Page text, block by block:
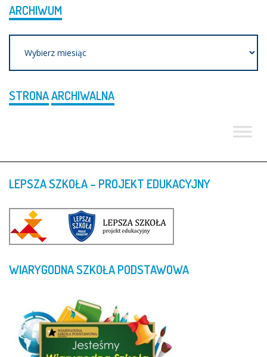
ARCHIWUM
STRONAARCHIWALNA
LEPSZASZKOŁA– PROJEKT EDUKACYJNY
WIARYGODNASZKOŁAPODSTAWOWA